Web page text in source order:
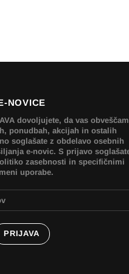
NOVICE
dovoljujete, da vas
ponudbah, akcijah in ostalih
soglašate z obdelavo osebnih
e-novic. S prijavo
zasebnosti in specifičnimi
uporabe.